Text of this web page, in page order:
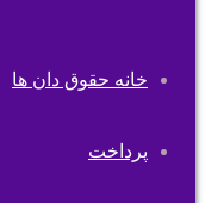
خانه حقوق دان ها
پرداخت